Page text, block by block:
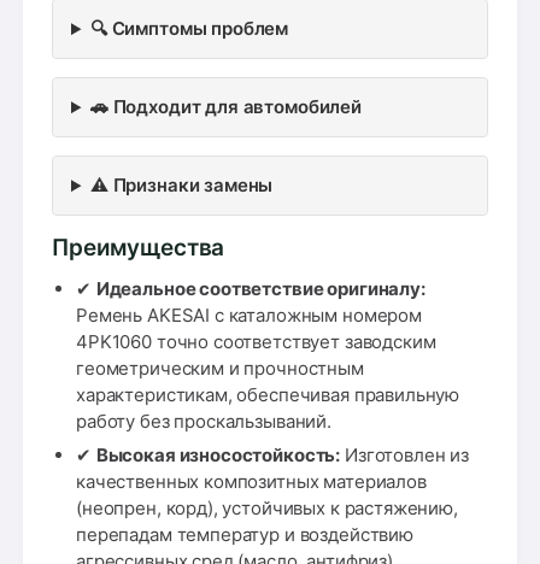
🔍 Симптомы проблем
🚗 Подходит для автомобилей
⚠️ Признаки замены
Преимущества
✔ Идеальное соответствие оригиналу:
Ремень AKESAI с каталожным номером
4PK1060 точно соответствует заводским
геометрическим и прочностным
характеристикам, обеспечивая правильную
работу без проскальзываний.
✔ Высокая износостойкость: Изготовлен из
качественных композитных материалов
(неопрен, корд), устойчивых к растяжению,
перепадам температур и воздействию